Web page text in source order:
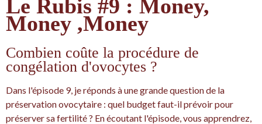
Le Rubis #9 : Money,
Money ,Money
Combien coûte la procédure de
congélation d'ovocytes ?
Dans l'épisode 9, je réponds à une grande question de la
préservation ovocytaire : quel budget faut-il prévoir pour
préserver sa fertilité ? En écoutant l'épisode, vous apprendrez,